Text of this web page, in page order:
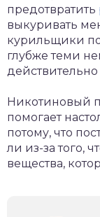
предотвратить
выкуривать
курильщики
глубже теми
Никотиновый
помогает
потому, что
ли из-за того,
вещества,